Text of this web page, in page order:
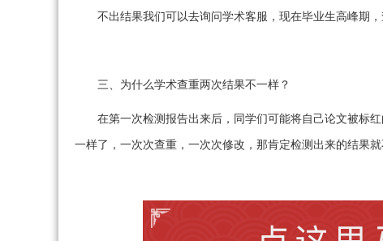
不出结果我们可以去询问学术客服，现在毕业生高峰期
三、为什么学术查重两次结果不一样？
在第一次检测报告出来后，同学们可能将自己论文被标
一样了，一次次查重，一次次修改，那肯定检测出来的结果